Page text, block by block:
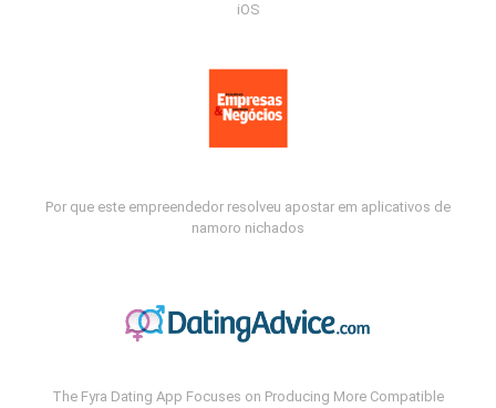
iOS
Por que este empreendedor resolveu apostar em aplicativos de
namoro nichados
The Fyra Dating App Focuses on Producing More Compatible